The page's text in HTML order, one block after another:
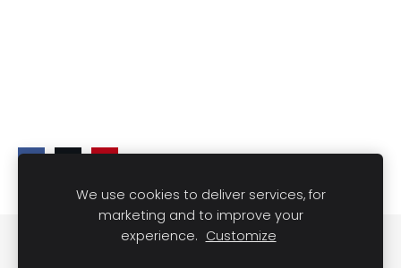
Cookies
We use cookies to deliver services, for
marketing and to improve your
experience. Customize